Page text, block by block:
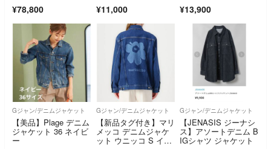
ン ジャケット
¥78,800 ¥11,000 ¥13,900
Gジャン/デニムジャケット
【美品】Plage デニム
ジャケット 36 ネイビ
ー
Gジャン/デニムジャケット
【新品タグ付き】マリ
メッコ デニムジャケ
ット ウニッコ S イン
Gジャン/デニムジャケット
【JENASIS ジーナシ
ス】アソートデニム B
IGシャツ ジャケット